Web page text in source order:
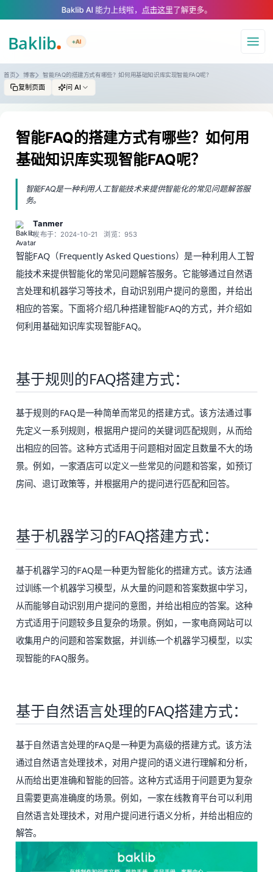
A Markdown version of this page is available at https://
Baklib AI 能力上线啦， 点击这里了解更多。
+AI
导航
首页 博客 智能FAQ的搭建方式有哪些？如何用基础知识库实现智能FAQ呢？
复制页面 问 AI
智能FAQ的搭建方式有哪些？如何用
基础知识库实现智能FAQ呢？
智能FAQ是一种利用人工智能技术来提供智能化的常见问题解答服
务。
Tanmer
发布于：2024-10-21 浏览：953
智能FAQ（Frequently Asked Questions）是一种利用人工智
能技术来提供智能化的常见问题解答服务。它能够通过自然语
言处理和机器学习等技术，自动识别用户提问的意图，并给出
相应的答案。下面将介绍几种搭建智能FAQ的方式，并介绍如
何利用基础知识库实现智能FAQ。
基于规则的FAQ搭建方式：
基于规则的FAQ是一种简单而常见的搭建方式。该方法通过事
先定义一系列规则，根据用户提问的关键词匹配规则，从而给
出相应的回答。这种方式适用于问题相对固定且数量不大的场
景。例如，一家酒店可以定义一些常见的问题和答案，如预订
房间、退订政策等，并根据用户的提问进行匹配和回答。
基于机器学习的FAQ搭建方式：
基于机器学习的FAQ是一种更为智能化的搭建方式。该方法通
过训练一个机器学习模型，从大量的问题和答案数据中学习，
从而能够自动识别用户提问的意图，并给出相应的答案。这种
方式适用于问题较多且复杂的场景。例如，一家电商网站可以
收集用户的问题和答案数据，并训练一个机器学习模型，以实
现智能的FAQ服务。
基于自然语言处理的FAQ搭建方式：
基于自然语言处理的FAQ是一种更为高级的搭建方式。该方法
通过自然语言处理技术，对用户提问的语义进行理解和分析，
从而给出更准确和智能的回答。这种方式适用于问题更为复杂
且需要更高准确度的场景。例如，一家在线教育平台可以利用
自然语言处理技术，对用户提问进行语义分析，并给出相应的
解答。